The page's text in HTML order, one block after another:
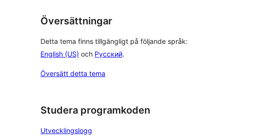
Översättningar
Detta tema finns tillgängligt på följande språk:
English (US) och Русский.
Översätt detta tema
Studera programkoden
Utvecklingslogg